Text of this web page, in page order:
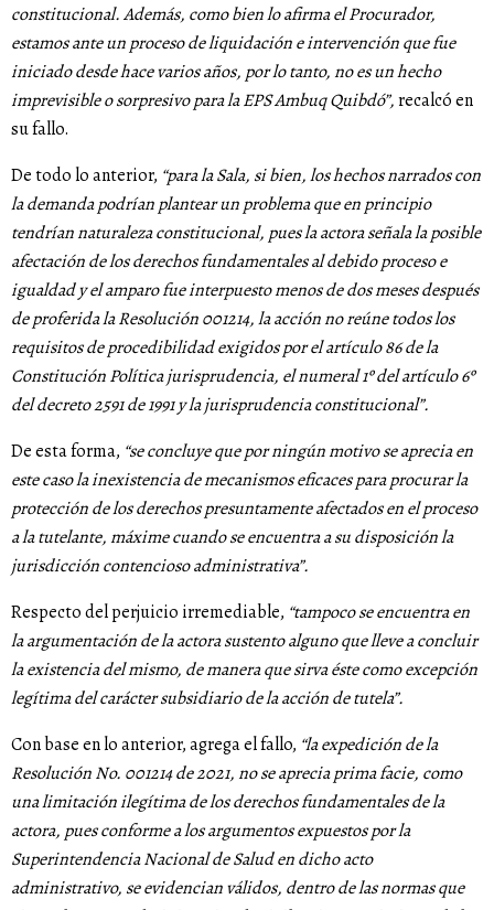
constitucional. Además, como bien lo afirma el Procurador,
estamos ante un proceso de liquidación e intervención que fue
iniciado desde hace varios años, por lo tanto, no es un hecho
imprevisible o sorpresivo para la EPS Ambuq Quibdó”,recalcó en
su fallo.
De todo lo anterior, “para la Sala, si bien, los hechos narrados con
la demanda podrían plantear un problema que en principio
tendrían naturaleza constitucional, pues la actora señala la posible
afectación de los derechos fundamentales al debido proceso e
igualdad y el amparo fue interpuesto menos de dos meses después
de proferida la Resolución 001214, la acción no reúne todos los
requisitos de procedibilidad exigidos por el artículo 86 de la
Constitución Política jurisprudencia, el numeral 1º del artículo 6º
del decreto 2591 de 1991 y la jurisprudencia constitucional”.
De esta forma, “se concluye que por ningún motivo se aprecia en
este caso la inexistencia de mecanismos eficaces para procurar la
protección de los derechos presuntamente afectados en el proceso
a la tutelante, máxime cuando se encuentra a su disposición la
jurisdicción contencioso administrativa”.
Respecto del perjuicio irremediable, “tampoco se encuentra en
la argumentación de la actora sustento alguno que lleve a concluir
la existencia del mismo, de manera que sirva éste como excepción
legítima del carácter subsidiario de la acción de tutela”.
Con base en lo anterior, agrega el fallo, “la expedición de la
Resolución No. 001214 de 2021, no se aprecia prima facie, como
una limitación ilegítima de los derechos fundamentales de la
actora, pues conforme a los argumentos expuestos por la
Superintendencia Nacional de Salud en dicho acto
administrativo, se evidencian válidos, dentro de las normas que